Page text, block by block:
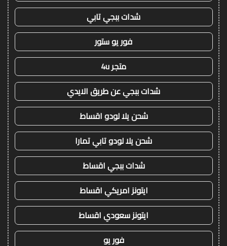
شدات ببجي تابي
فور يو ستور
متجر 4u
شدات ببجي عن طريق الايدي
شحن يلا لودو اقساط
شحن يلا لودو تابي تمارا
شدات ببجي اقساط
ايتونز امريكي اقساط
ايتونز سعودي اقساط
فور يو